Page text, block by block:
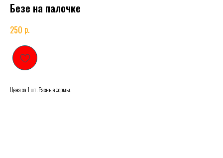
Безе на палочке
250 р.
Цена за 1 шт. Разные формы.